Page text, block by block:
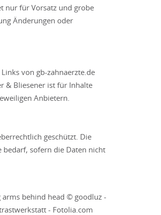
nur für Vorsatz und grobe
Änderungen oder
von gb-zahnaerzte.de
& Bliesener ist für Inhalte
Anbietern.
geschützt. Die
bedarf, sofern die Daten nicht
arms behind head © goodluz -
- Fotolia.com